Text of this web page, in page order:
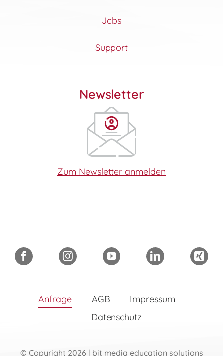
Jobs
Support
Newsletter
Zum Newsletter anmelden
Anfrage AGB
Impressum
Datenschutz
© Copyright 2026 | bit media education solutions